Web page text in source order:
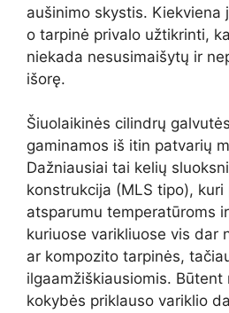
aušinimo skystis. Kiekviena
o tarpinė privalo užtikrinti,
niekada nesusimaišytų ir
išorę.
Šiuolaikinės cilindrų
gaminamos iš itin patvarių
Dažniausiai tai kelių
konstrukcija (MLS tipo), kuri
atsparumu temperatūroms
kuriuose varikliuose vis dar
ar kompozito tarpinės,
ilgaamžiškiausiomis. Būtent
kokybės priklauso variklio